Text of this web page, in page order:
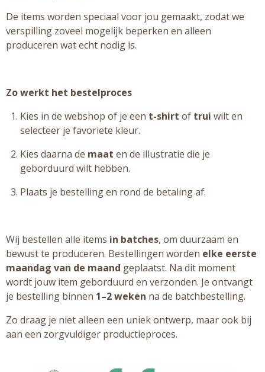
De items worden speciaal voor jou gemaakt, zodat we
verspilling zoveel mogelijk beperken en alleen
produceren wat echt nodig is.
Zo werkt het bestelproces
Kies in de webshop of je een t-shirt of trui wilt en
selecteer je favoriete kleur.
Kies daarna de maat en de illustratie die je
geborduurd wilt hebben.
Plaats je bestelling en rond de betaling af.
Wij bestellen alle items in batches, om duurzaam en
bewust te produceren. Bestellingen worden elke eerste
maandag van de maand geplaatst. Na dit moment
wordt jouw item geborduurd en verzonden. Je ontvangt
je bestelling binnen 1–2 weken na de batchbestelling.
Zo draag je niet alleen een uniek ontwerp, maar ook bij
aan een zorgvuldiger productieproces.